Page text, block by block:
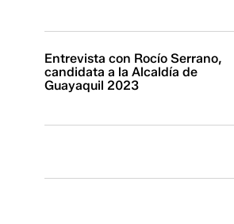
Entrevista con Rocío Serrano,
candidata a la Alcaldía de
Guayaquil 2023